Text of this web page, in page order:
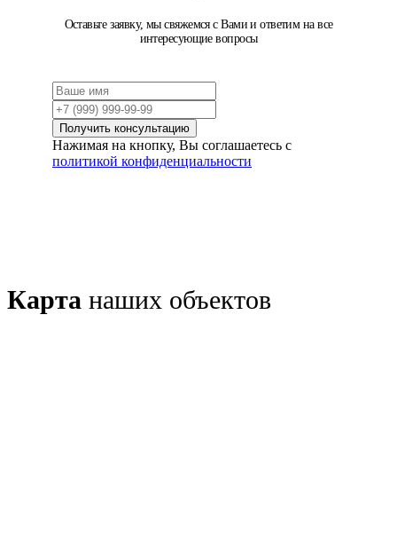
Оставьте заявку, мы свяжемся с Вами и ответим на все
интересующие вопросы
Получить консультацию
Нажимая на кнопку, Вы соглашаетесь с
политикой конфиденциальности
Карта наших объектов